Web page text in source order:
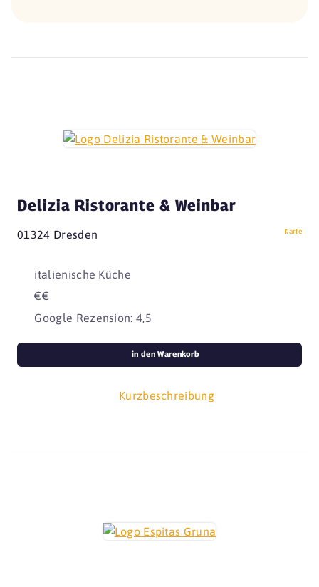
Delizia Ristorante & Weinbar
01324 Dresden Karte
italienische Küche
€€
Google Rezension: 4,5
Kurzbeschreibung
in den Warenkorb